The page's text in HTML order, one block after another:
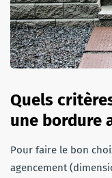
Quels
une bordure
Pour faire le bon
agencement